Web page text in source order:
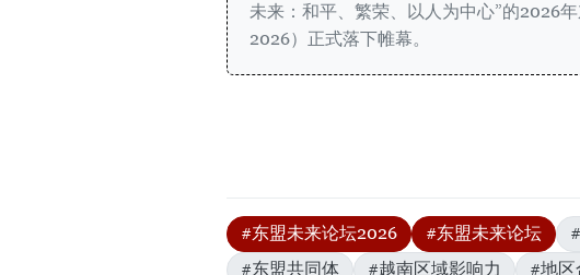
未来：和平、繁荣、以人为中心”的2026
2026）正式落下帷幕。
#东盟未来论坛2026 #东盟未来论坛
#东盟共同体
#越南区域影响力 #地区